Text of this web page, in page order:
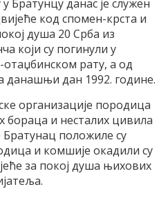
Братунцу данас је служен
код спомен-крста и
душа 20 Срба из
који су погинули у
рату, а од
данашњи дан 1992. године.
организације породица
бораца и несталих цивила
Братунац положиле су
и комшије окадили су
за покој душа њихових